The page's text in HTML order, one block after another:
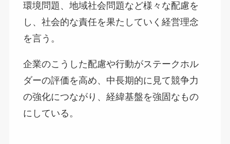
環境問題、地域社会問題など様々な配慮を
し、社会的な責任を果たしていく経営理念
を言う。
企業のこうした配慮や行動がステークホル
ダーの評価を高め、中長期的に見て競争力
の強化につながり、経緯基盤を強固なもの
にしている。